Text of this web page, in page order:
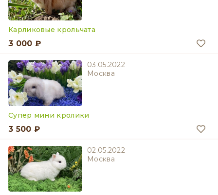
Карликовые крольчата
3 000 ₽
03.05.2022
Москва
Супер мини кролики
3 500 ₽
02.05.2022
Москва